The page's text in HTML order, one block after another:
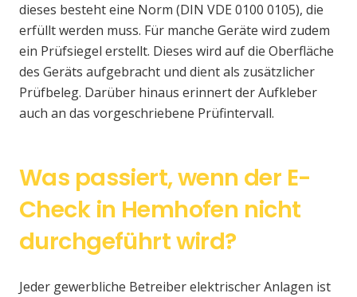
dieses besteht eine Norm (DIN VDE 0100 0105), die
erfüllt werden muss. Für manche Geräte wird zudem
ein Prüfsiegel erstellt. Dieses wird auf die Oberfläche
des Geräts aufgebracht und dient als zusätzlicher
Prüfbeleg. Darüber hinaus erinnert der Aufkleber
auch an das vorgeschriebene Prüfintervall.
Was passiert, wenn der E-
Check in Hemhofen nicht
durchgeführt wird?
Jeder gewerbliche Betreiber elektrischer Anlagen ist